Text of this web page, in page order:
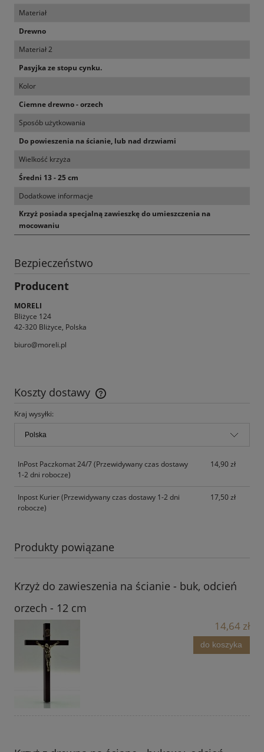
Materiał
Drewno
Materiał 2
Pasyjka ze stopu cynku.
Kolor
Ciemne drewno - orzech
Sposób użytkowania
Do powieszenia na ścianie, lub nad drzwiami
Wielkość krzyża
Średni 13 - 25 cm
Dodatkowe informacje
Krzyż posiada specjalną zawieszkę do umieszczenia na
mocowaniu
Bezpieczeństwo
Producent
MORELI
Bliżyce 124
42-320 Bliżyce, Polska
biuro@moreli.pl
Koszty dostawy
Cena nie zawiera ewentualnych kosztów płatności
Kraj wysyłki:
InPost Paczkomat 24/7(Przewidywany czas dostawy
1-2 dni robocze)
14,90 zł
Inpost Kurier(Przewidywany czas dostawy 1-2 dni
robocze)
17,50 zł
Produkty powiązane
Krzyż do zawieszenia na ścianie - buk, odcień
orzech - 12 cm
14,64 zł
do koszyka